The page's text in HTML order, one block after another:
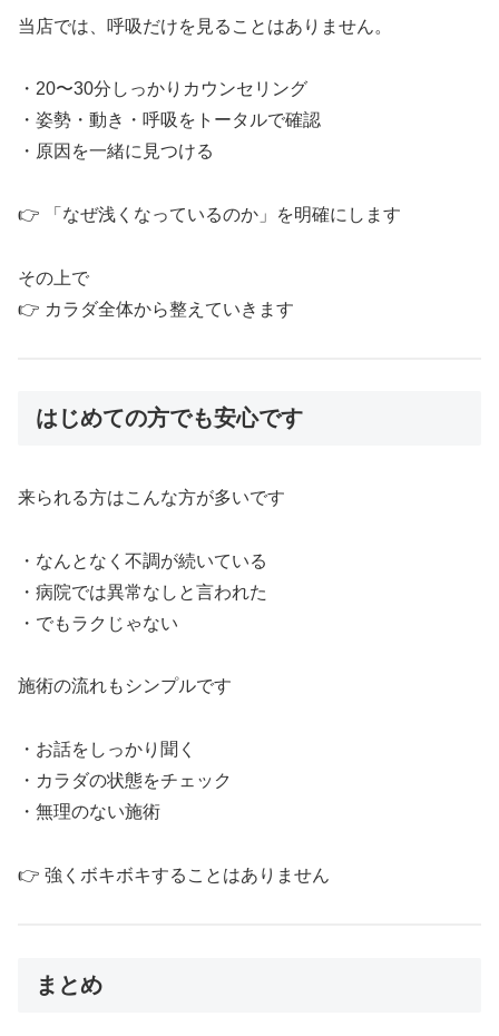
当店では、呼吸だけを見ることはありません。
・20〜30分しっかりカウンセリング
・姿勢・動き・呼吸をトータルで確認
・原因を一緒に見つける
👉 「なぜ浅くなっているのか」を明確にします
その上で
👉 カラダ全体から整えていきます
はじめての方でも安心です
来られる方はこんな方が多いです
・なんとなく不調が続いている
・病院では異常なしと言われた
・でもラクじゃない
施術の流れもシンプルです
・お話をしっかり聞く
・カラダの状態をチェック
・無理のない施術
👉 強くボキボキすることはありません
まとめ